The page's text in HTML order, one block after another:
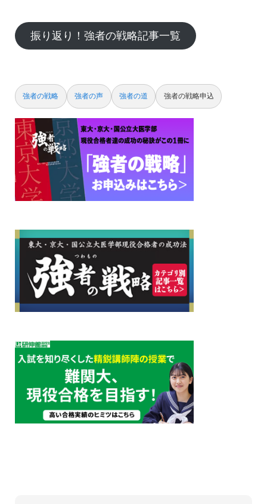
振り返り！強者の戦略記事一覧
強者の戦略 強者の声 強者の道 強者の戦略申込